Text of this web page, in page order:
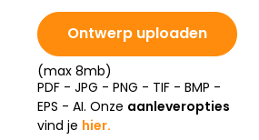
Ontwerp uploaden
(max 8mb)
PDF - JPG - PNG - TIF - BMP -
EPS - AI. Onze aanleveropties
vind je hier.